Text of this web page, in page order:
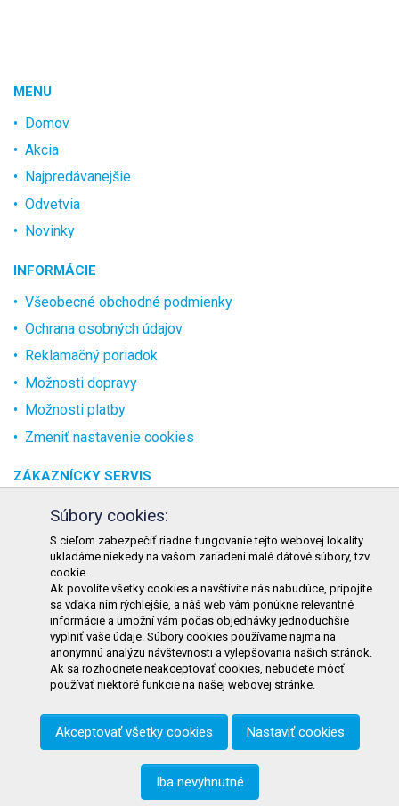
MENU
Domov
Akcia
Najpredávanejšie
Odvetvia
Novinky
INFORMÁCIE
Všeobecné obchodné podmienky
Ochrana osobných údajov
Reklamačný poriadok
Možnosti dopravy
Možnosti platby
Zmeniť nastavenie cookies
ZÁKAZNÍCKY SERVIS
O spoločnosti
Kontakt
Odstúpenie od zmluvy online
KONTAKT
TURON GASTRO s.r.o.
Starohorského 4328/3
031 01 Liptovský Mikuláš
Slovenská republika
Telefón:+421 911 585 730
objednavky@tgastro.sk
Súbory cookies:
S cieľom zabezpečiť riadne fungovanie tejto webovej lokality
ukladáme niekedy na vašom zariadení malé dátové súbory, tzv.
cookie.
Ak povolíte všetky cookies a navštívite nás nabudúce, pripojíte
sa vďaka ním rýchlejšie, a náš web vám ponúkne relevantné
informácie a umožní vám počas objednávky jednoduchšie
vyplniť vaše údaje. Súbory cookies používame najmä na
anonymnú analýzu návštevnosti a vylepšovania našich stránok.
Ak sa rozhodnete neakceptovať cookies, nebudete môcť
používať niektoré funkcie na našej webovej stránke.
Akceptovať všetky cookies Nastaviť cookies
Iba nevyhnutné